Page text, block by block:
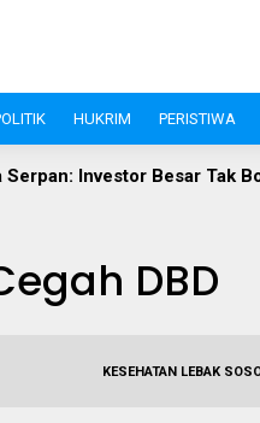
HUKRIM PERISTIWA
Tak Boleh Kebal Pajak
DBD
KESEHATAN LEBAK